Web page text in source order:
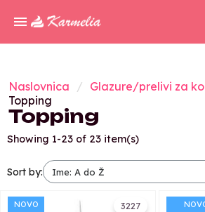
Naslovnica
Glazure/prelivi za
Topping
Topping
Showing 1-23 of 23 item(s)
Sort by:
3227
NOVO